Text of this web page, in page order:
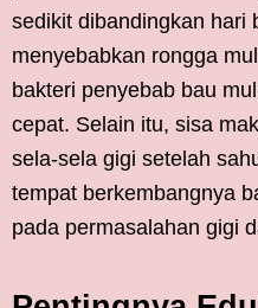
sedikit dibandingkan hari
menyebabkan rongga
bakteri penyebab bau
cepat. Selain itu, sisa
sela-sela gigi setelah
tempat berkembangnya
pada permasalahan gigi